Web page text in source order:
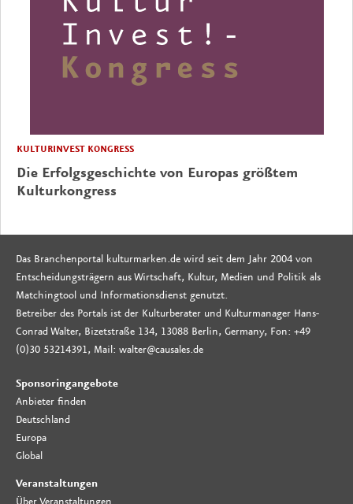
KULTURINVEST KONGRESS
Die Erfolgsgeschichte von Europas größtem
Kulturkongress
Das Branchenportal kulturmarken.de wird seit dem Jahr 2004 von
Entscheidungsträgern aus Wirtschaft, Kultur, Medien und Politik als
Matchingtool und Informationsdienst genutzt.
Betreiber des Portals ist der Kulturberater und Kulturmanager Hans-
Conrad Walter, Bizetstraße 134, 13088 Berlin, Germany, Fon: +49
(0)30 53214391, Mail: walter@causales.de
Sponsoringangebote
Anbieter finden
Deutschland
Europa
Global
Veranstaltungen
Über Veranstaltungen